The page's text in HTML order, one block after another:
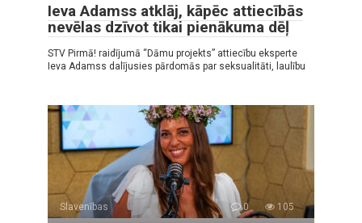
Ieva Adamss atklāj, kāpēc attiecībās
nevēlas dzīvot tikai pienākuma dēļ
STV Pirmā! raidījumā “Dāmu projekts” attiecību eksperte
Ieva Adamss dalījusies pārdomās par seksualitāti, laulību
Slavenības 0 105